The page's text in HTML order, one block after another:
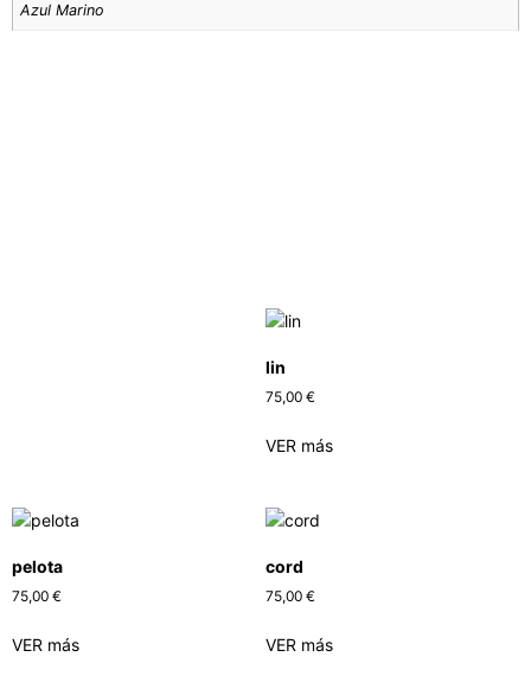
Azul Marino
lin
75,00 €
VER más
pelota
75,00 €
VER más
cord
75,00 €
VER más